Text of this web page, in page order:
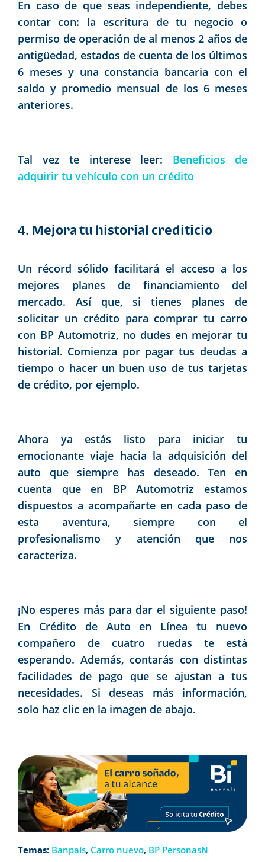
En caso de que seas independiente, debes
contar con: la escritura de tu negocio o
permiso de operación de al menos 2 años de
antigüedad, estados de cuenta de los últimos
6 meses y una constancia bancaria con el
saldo y promedio mensual de los 6 meses
anteriores.
Tal vez te interese leer: Beneficios de
adquirir tu vehículo con un crédito
4. Mejora tu historial crediticio
Un récord sólido facilitará el acceso a los
mejores planes de financiamiento del
mercado. Así que, si tienes planes de
solicitar un crédito para comprar tu carro
con BP Automotriz, no dudes en mejorar tu
historial. Comienza por pagar tus deudas a
tiempo o hacer un buen uso de tus tarjetas
de crédito, por ejemplo.
Ahora ya estás listo para iniciar tu
emocionante viaje hacia la adquisición del
auto que siempre has deseado. Ten en
cuenta que en BP Automotriz estamos
dispuestos a acompañarte en cada paso de
esta aventura, siempre con el
profesionalismo y atención que nos
caracteriza.
¡No esperes más para dar el siguiente paso!
En Crédito de Auto en Línea tu nuevo
compañero de cuatro ruedas te está
esperando. Además, contarás con distintas
facilidades de pago que se ajustan a tus
necesidades. Si deseas más información,
solo haz clic en la imagen de abajo.
Temas: Banpaís, Carro nuevo, BP PersonasN